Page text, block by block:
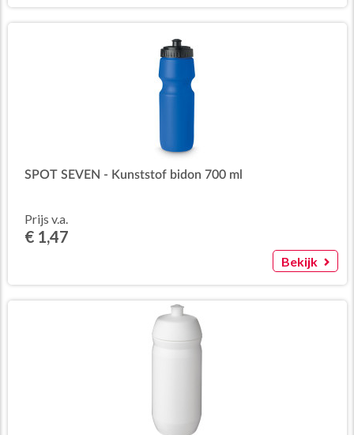
SPOT SEVEN - Kunststof bidon 700 ml
Prijs v.a.
€ 1,47
Bekijk